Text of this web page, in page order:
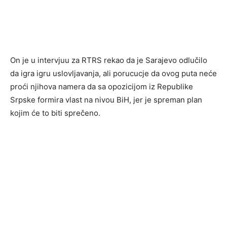
On je u intervjuu za RTRS rekao da je Sarajevo odlučilo
da igra igru uslovljavanja, ali porucucje da ovog puta neće
proći njihova namera da sa opozicijom iz Republike
Srpske formira vlast na nivou BiH, jer je spreman plan
kojim će to biti sprečeno.